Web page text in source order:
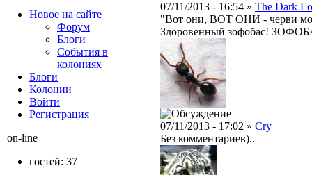
07/11/2013 - 16:54 » The Dark
"Вот они, ВОТ ОНИ - черви
Здоровенный зофобас!
07/11/2013 - 17:02 » Cry
Без комментариев)..
Новое на сайте
Форум
Блоги
События в
колониях
Блоги
Колонии
Войти
Peгиcтpaция
on-line
гостей: 37